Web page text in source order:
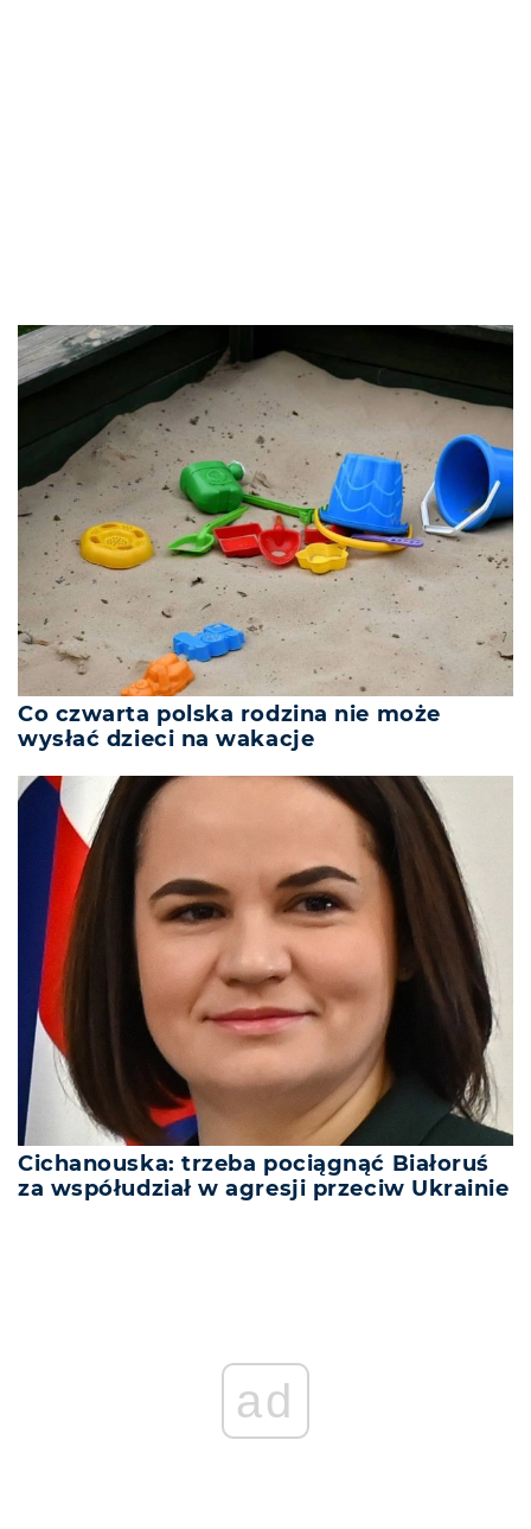
Co czwarta polska rodzina nie może
wysłać dzieci na wakacje
Cichanouska: trzeba pociągnąć Białoruś
za współudział w agresji przeciw Ukrainie
ad